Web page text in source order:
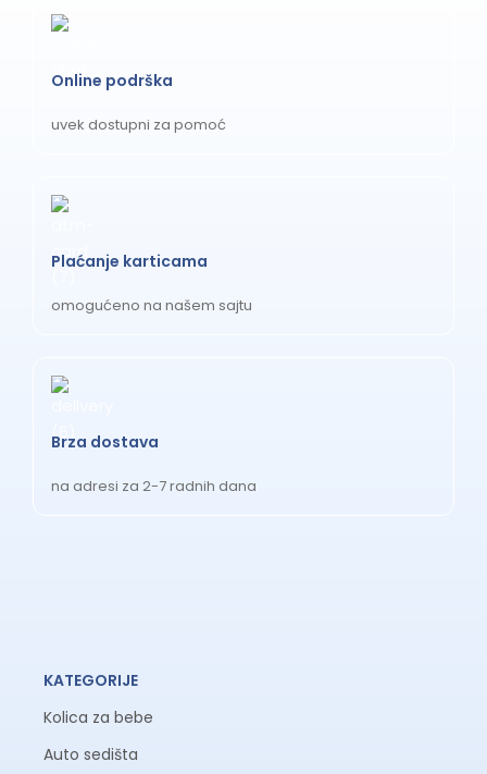
Online podrška
uvek dostupni za pomoć
Plaćanje karticama
omogućeno na našem sajtu
Brza dostava
na adresi za 2-7 radnih dana
KATEGORIJE
Kolica za bebe
Auto sedišta